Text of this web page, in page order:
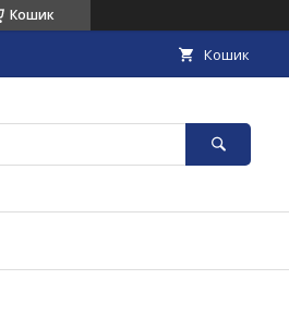
Кошик
Кошик